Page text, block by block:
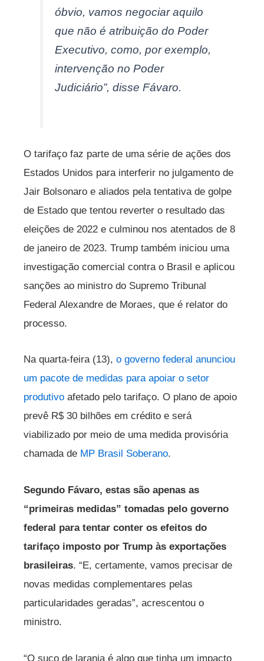
óbvio, vamos negociar aquilo
que não é atribuição do Poder
Executivo, como, por exemplo,
intervenção no Poder
Judiciário”, disse Fávaro.
O tarifaço faz parte de uma série de ações dos
Estados Unidos para interferir no julgamento de
Jair Bolsonaro e aliados pela tentativa de golpe
de Estado que tentou reverter o resultado das
eleições de 2022 e culminou nos atentados de 8
de janeiro de 2023. Trump também iniciou uma
investigação comercial contra o Brasil e aplicou
sanções ao ministro do Supremo Tribunal
Federal Alexandre de Moraes, que é relator do
processo.
Na quarta-feira (13), o governo federal anunciou
um pacote de medidas para apoiar o setor
produtivo afetado pelo tarifaço. O plano de apoio
prevê R$ 30 bilhões em crédito e será
viabilizado por meio de uma medida provisória
chamada de MP Brasil Soberano.
Segundo Fávaro, estas são apenas as
“primeiras medidas” tomadas pelo governo
federal para tentar conter os efeitos do
tarifaço imposto por Trump às exportações
brasileiras. “E, certamente, vamos precisar de
novas medidas complementares pelas
particularidades geradas”, acrescentou o
ministro.
“O suco de laranja é algo que tinha um impacto